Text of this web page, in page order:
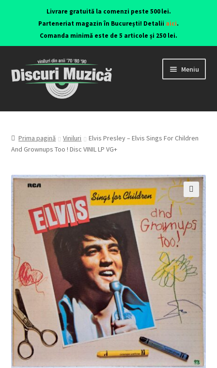
Livrare gratuită la comenzi peste 500 lei.
Parteneriat magazin în București! Detalii aici.
Comanda minimă este de 5 articole și 250 lei.
Meniu
Viniluri ediții originale anii 70-90
CD-uri originale
Echipamente
Listă produse
Oferta lunii
Contul meu
Blog
lei0,00
Prima pagină Viniluri
Elvis Presley – Elvis Sings For Children
And Grownups Too ! Disc VINIL LP VG+
🔍